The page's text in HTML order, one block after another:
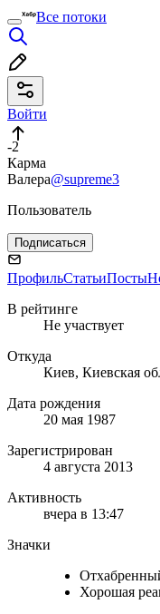
Все потоки
Войти
-2
Карма
Валера@supreme3
Пользователь
Подписаться
ПрофильСтатьиПосты
В рейтинге
Не участвует
Откуда
Киев, Киевская
Дата рождения
20 мая 1987
Зарегистрирован
4 августа 2013
Активность
вчера в 13:47
Значки
Хорошая